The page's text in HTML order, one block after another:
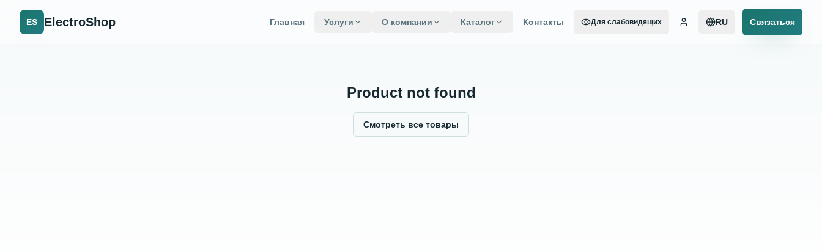
ES ElectroShop Главная Услуги О компании Каталог Контакты Для слабовидящих RU Связаться
Product not found
Смотреть все товары